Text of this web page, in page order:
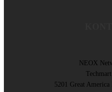
NEOX
5201 Great